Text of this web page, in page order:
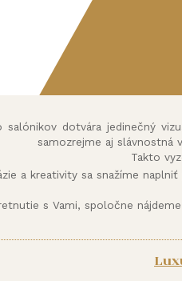
salónikov dotvára jedinečný
samozrejme aj slávnostná
Takto
a kreativity sa snažíme
s Vami, spoločne